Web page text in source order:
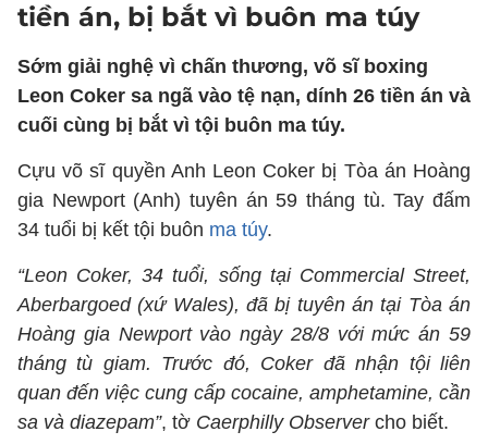
tiền án, bị bắt vì buôn ma túy
Sớm giải nghệ vì chấn thương, võ sĩ boxing
Leon Coker sa ngã vào tệ nạn, dính 26 tiền án và
cuối cùng bị bắt vì tội buôn ma túy.
Cựu võ sĩ quyền Anh Leon Coker bị Tòa án Hoàng
gia Newport (Anh) tuyên án 59 tháng tù. Tay đấm
34 tuổi bị kết tội buôn ma túy.
“Leon Coker, 34 tuổi, sống tại Commercial Street,
Aberbargoed (xứ Wales), đã bị tuyên án tại Tòa án
Hoàng gia Newport vào ngày 28/8 với mức án 59
tháng tù giam. Trước đó, Coker đã nhận tội liên
quan đến việc cung cấp cocaine, amphetamine, cần
sa và diazepam”, tờ Caerphilly Observercho biết.